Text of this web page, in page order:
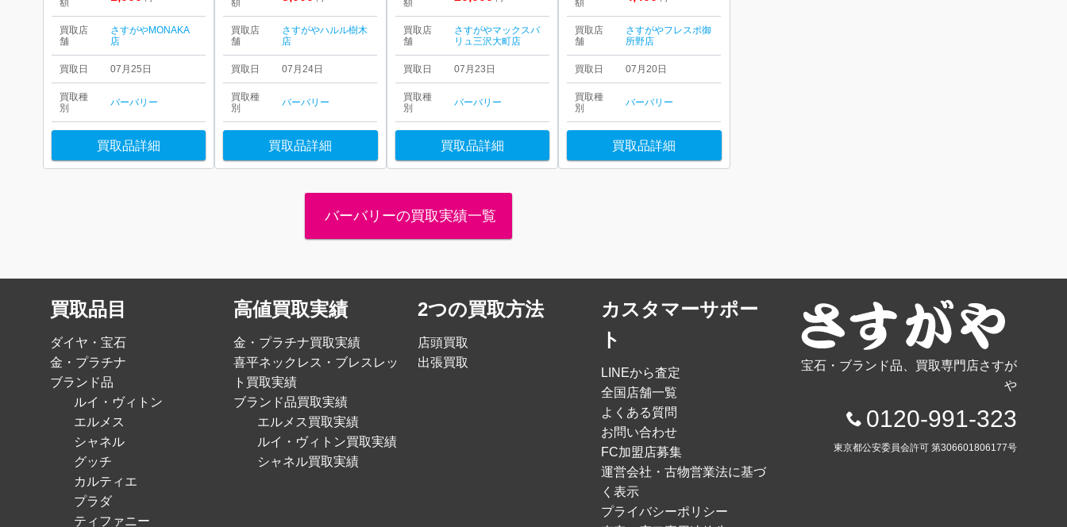
額
買取店
舗
さすがやMONAKA
店
買取日 07月25日
買取種
別
バーバリー
買取品詳細
額
買取店
舗
さすがやハルル樹木
店
買取日 07月24日
買取種
別
バーバリー
買取品詳細
額
買取店
舗
さすがやマックスバ
リュ三沢大町店
買取日 07月23日
買取種
別
バーバリー
買取品詳細
額
買取店
舗
さすがやフレスポ御
所野店
買取日 07月20日
買取種
別
バーバリー
買取品詳細
バーバリーの買取実績一覧
買取品目
ダイヤ・宝石
金・プラチナ
ブランド品
ルイ・ヴィトン
エルメス
シャネル
グッチ
カルティエ
プラダ
ティファニー
高値買取実績
金・プラチナ買取実績
喜平ネックレス・ブレスレッ
ト買取実績
ブランド品買取実績
エルメス買取実績
ルイ・ヴィトン買取実績
シャネル買取実績
2つの買取方法
店頭買取
出張買取
カスタマーサポー
ト
LINEから査定
全国店舗一覧
よくある質問
お問い合わせ
FC加盟店募集
運営会社・古物営業法に基づ
く表示
プライバシーポリシー
宝石・ブランド品、買取専門店さすが
や
0120-991-323
東京都公安委員会許可 第306601806177号